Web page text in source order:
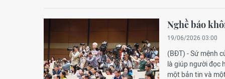
Nghề báo
19/06/2026 03:00
(BĐT) - Sứ mệnh
là giúp người đọc
một bản tin và